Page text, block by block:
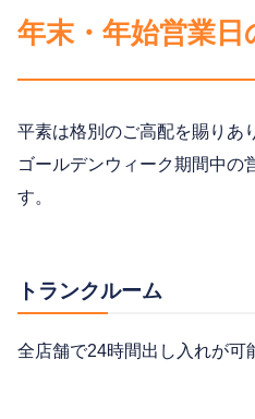
年末・年始営業日
平素は格別のご高配を賜りあ
ゴールデンウィーク期間中の
す。
トランクルーム
全店舗で24時間出し入れが可